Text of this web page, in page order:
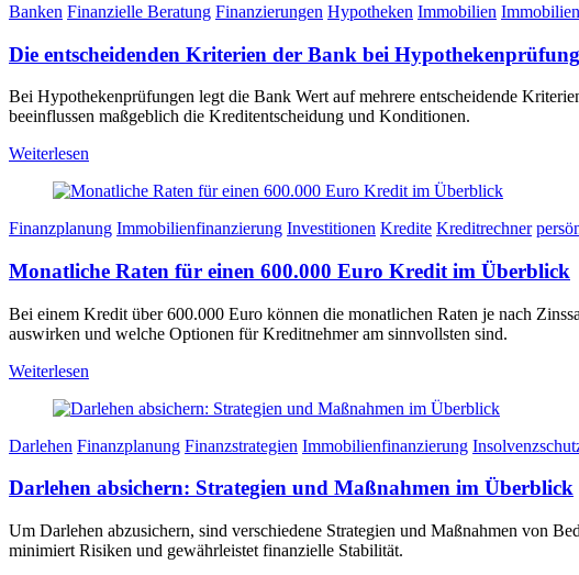
Banken Finanzielle Beratung Finanzierungen Hypotheken Immobilien
Die entscheidenden Kriterien der Bank bei
Bei Hypothekenprüfungen legt die Bank Wert auf mehrere entscheidende
beeinflussen maßgeblich die Kreditentscheidung und Konditionen.
Weiterlesen
Finanzplanung Immobilienfinanzierung Investitionen Kredite Kreditrechner
Monatliche Raten für einen 600.000 Euro Kredit im Überblick
Bei einem Kredit über 600.000 Euro können die monatlichen Raten je nach
auswirken und welche Optionen für Kreditnehmer am sinnvollsten sind.
Weiterlesen
Darlehen Finanzplanung Finanzstrategien Immobilienfinanzierung
Darlehen absichern: Strategien und Maßnahmen im Überblick
Um Darlehen abzusichern, sind verschiedene Strategien und Maßnahmen von
minimiert Risiken und gewährleistet finanzielle Stabilität.